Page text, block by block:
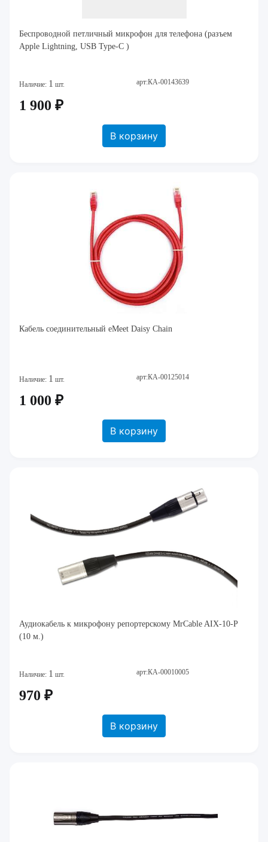
Беспроводной петличный микрофон для телефона (разъем
Apple Lightning, USB Type-C )
Наличие: 1 шт. арт:КА-00143639
1 900 ₽
В корзину
Кабель соединительный eMeet Daisy Chain
Наличие: 1 шт. арт:КА-00125014
1 000 ₽
В корзину
Аудиокабель к микрофону репортерскому MrCable AIX-10-P
(10 м.)
Наличие: 1 шт. арт:КА-00010005
970 ₽
В корзину